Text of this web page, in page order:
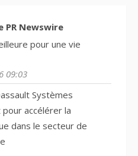
PR Newswire
pour une vie
09:03
Systèmes
accélérer la
dans le secteur de